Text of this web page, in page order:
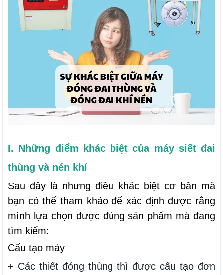
I. Những điểm khác biệt của máy siết đai
thùng và nén khí
Sau đây là những điều khác biệt cơ bản mà
bạn có thể tham khảo để xác định được rằng
mình lựa chọn được đúng sản phẩm mà đang
tìm kiếm:
Cấu tạo máy
+ Các thiết đóng thùng thì được cấu tạo đơn